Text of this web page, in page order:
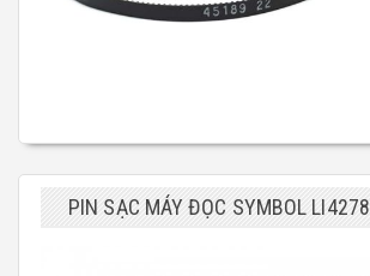
PIN SẠC MÁY ĐỌC SYMBOL LI4278